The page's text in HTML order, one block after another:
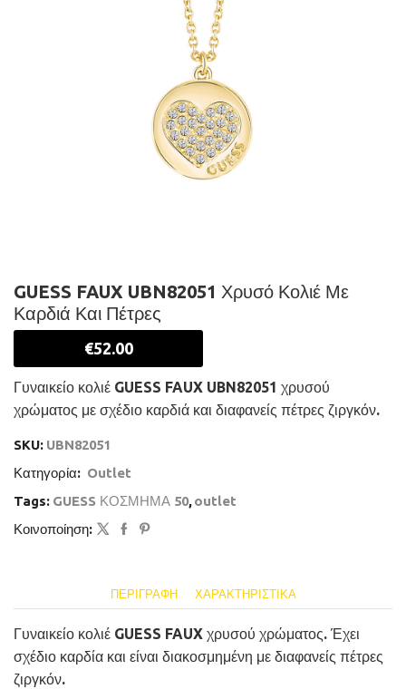
GUESS FAUX UBN82051 Χρυσό Κολιέ Με
Καρδιά Και Πέτρες
€52.00
Γυναικείο κολιέ GUESS FAUX UBN82051 χρυσού
χρώματος με σχέδιο καρδιά και διαφανείς πέτρες ζιργκόν.
SKU: UBN82051
Κατηγορία: Outlet
Tags: GUESS ΚΟΣΜΗΜΑ 50,outlet
Κοινοποίηση:
ΠΕΡΙΓΡΑΦΉ ΧΑΡΑΚΤΗΡΙΣΤΙΚΆ
Γυναικείο κολιέ GUESS FAUX χρυσού χρώματος. Έχει
σχέδιο καρδία και είναι διακοσμημένη με διαφανείς πέτρες
ζιργκόν.